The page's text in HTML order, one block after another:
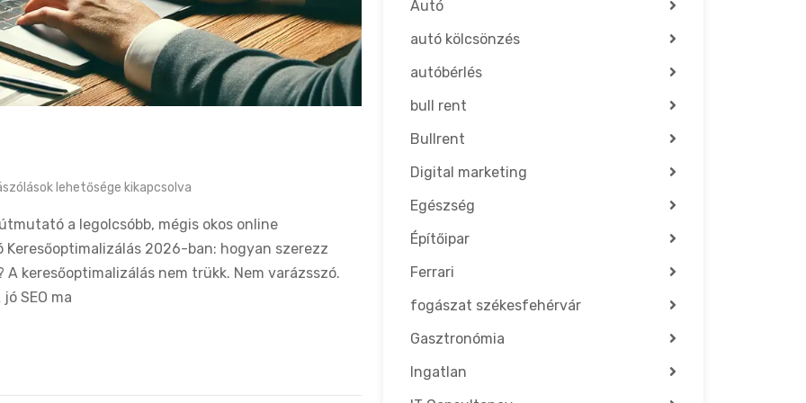
lehetősége kikapcsolva
a legolcsóbb, mégis okos online
2026-ban: hogyan szerezz
keresőoptimalizálás nem trükk. Nem varázsszó.
SEO ma
Autó
autó kölcsönzés
autóbérlés
bull rent
Bullrent
Digital marketing
Egészség
Építőipar
Ferrari
fogászat székesfehérvár
Gasztronómia
Ingatlan